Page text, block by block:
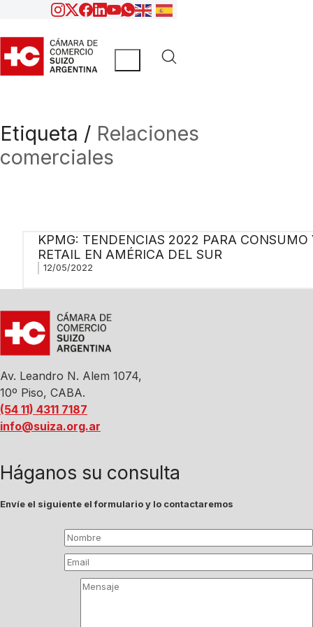
Etiqueta / Relaciones
comerciales
KPMG: TENDENCIAS 2022 PARA CONSUMO
RETAIL EN AMÉRICA DEL SUR
12/05/2022
Av. Leandro N. Alem 1074,
10º Piso, CABA.
(54 11) 4311 7187
info@suiza.org.ar
Háganos su consulta
Envíe el siguiente el formulario y lo contactaremos